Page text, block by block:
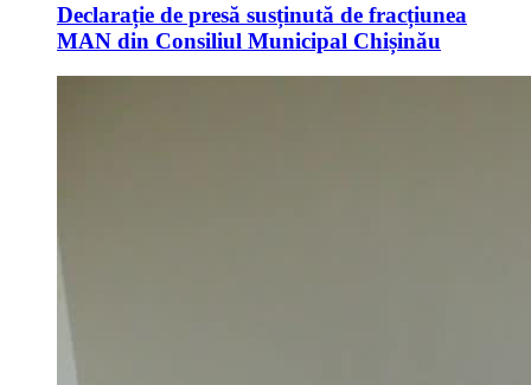
Declarație de presă susținută de fracțiunea
MAN din Consiliul Municipal Chișinău